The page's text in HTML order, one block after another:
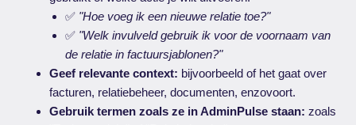
✅ "Hoe voeg ik een nieuwe relatie toe?"
✅ "Welk invulveld gebruik ik voor de voornaam van
de relatie in factuursjablonen?"
Geef relevante context: bijvoorbeeld of het gaat over
facturen, relatiebeheer, documenten, enzovoort.
Gebruik termen zoals ze in AdminPulse staan: zoals